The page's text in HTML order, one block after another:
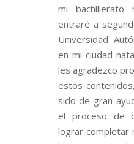
mi
entraré a
Universidad
en mi ciudad
les agradezco
estos
sido de gran
el proceso de
lograr completar